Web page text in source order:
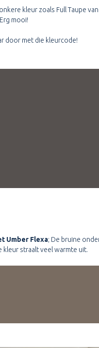
kleur zoals Full Taupe
mooi!
door met die kleurcode!
Umber Flexa; De bruine
kleur straalt veel warmte uit.